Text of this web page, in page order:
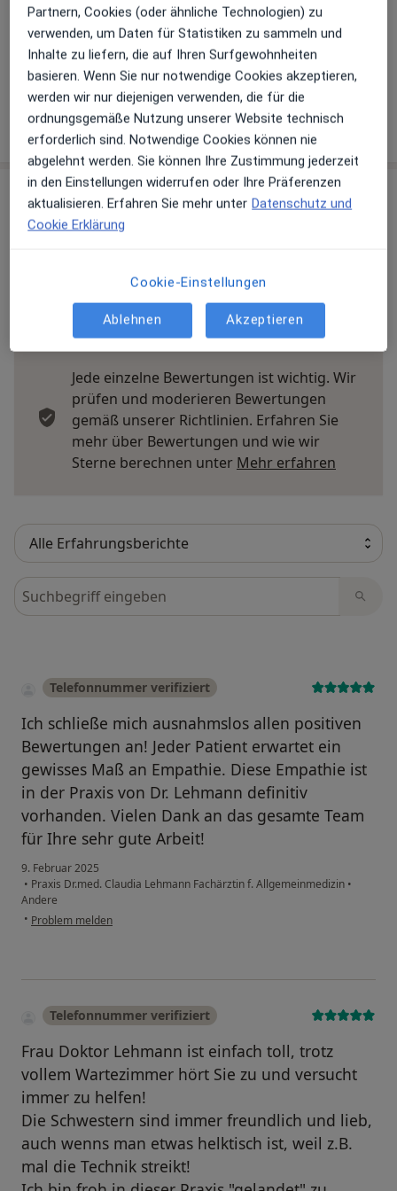
Telefonnummer
030 475...Telefonnummer anzeigen
030 474...Telefonnummer anzeigen
Mehr Details anzeigen
über die Adresse
Erfahrungen
24 Bewertungen
Jede einzelne Bewertungen ist wichtig. Wir
prüfen und moderieren Bewertungen
gemäß unserer Richtlinien. Erfahren Sie
mehr über Bewertungen und wie wir
Sterne berechnen unter Mehr erfahren
Bewertungen durchsuchen
Telefonnummer verifiziert
Ich schließe mich ausnahmslos allen positiven
Bewertungen an! Jeder Patient erwartet ein
gewisses Maß an Empathie. Diese Empathie ist
in der Praxis von Dr. Lehmann definitiv
vorhanden. Vielen Dank an das gesamte Team
für Ihre sehr gute Arbeit!
9. Februar 2025
• Praxis Dr.med. Claudia Lehmann Fachärztin f. Allgemeinmedizin •
Andere
• Problem melden
Telefonnummer verifiziert
Frau Doktor Lehmann ist einfach toll, trotz
vollem Wartezimmer hört Sie zu und versucht
immer zu helfen!
Die Schwestern sind immer freundlich und lieb,
auch wenns man etwas helktisch ist, weil z.B.
mal die Technik streikt!
Partnern, Cookies (oder ähnliche Technologien) zu
verwenden, um Daten für Statistiken zu sammeln und
Inhalte zu liefern, die auf Ihren Surfgewohnheiten
basieren. Wenn Sie nur notwendige Cookies akzeptieren,
werden wir nur diejenigen verwenden, die für die
ordnungsgemäße Nutzung unserer Website technisch
erforderlich sind. Notwendige Cookies können nie
abgelehnt werden. Sie können Ihre Zustimmung jederzeit
in den Einstellungen widerrufen oder Ihre Präferenzen
aktualisieren. Erfahren Sie mehr unter Datenschutz und
Cookie Erklärung
Cookie-Einstellungen
Ablehnen Akzeptieren